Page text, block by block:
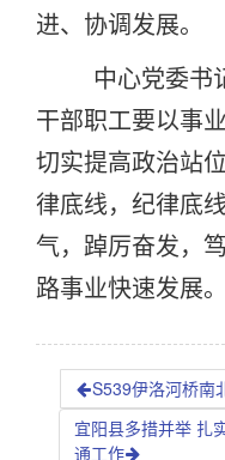
进、协调发展。
中心党委书记
干部职工要以事
切实提高政治站
律底线，纪律底
气，踔厉奋发，
路事业快速发展。
S539伊洛河桥南
宜阳县多措并举 扎
通工作